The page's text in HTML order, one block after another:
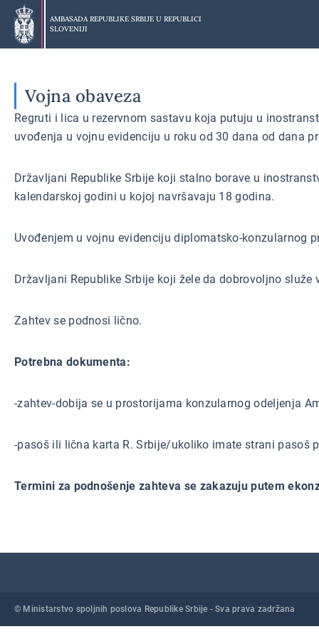
Preskoči
glavni
deo
AMBASADA REPUBLIKE SRBIJE U REPUBLICI
SLOVENIJI
Vojna obaveza
Regruti i lica u rezervnom sastavu koja putuju u
uvođenja u vojnu evidenciju u roku od 30 dana od dana
Državljani Republike Srbije koji stalno borave u
kalendarskoj godini u kojoj navršavaju 18 godina.
Uvođenjem u vojnu evidenciju diplomatsko-konzularnog
Državljani Republike Srbije koji žele da dobrovoljno
Zahtev se podnosi lično.
Potrebna dokumenta:
-zahtev-dobija se u prostorijama konzularnog odeljenja
-pasoš ili lična karta R. Srbije/ukoliko imate strani pasoš
Termini za podnošenje zahteva se zakazuju putem
© Ministarstvo spoljnih poslova Republike Srbije - Sva prava zadržana